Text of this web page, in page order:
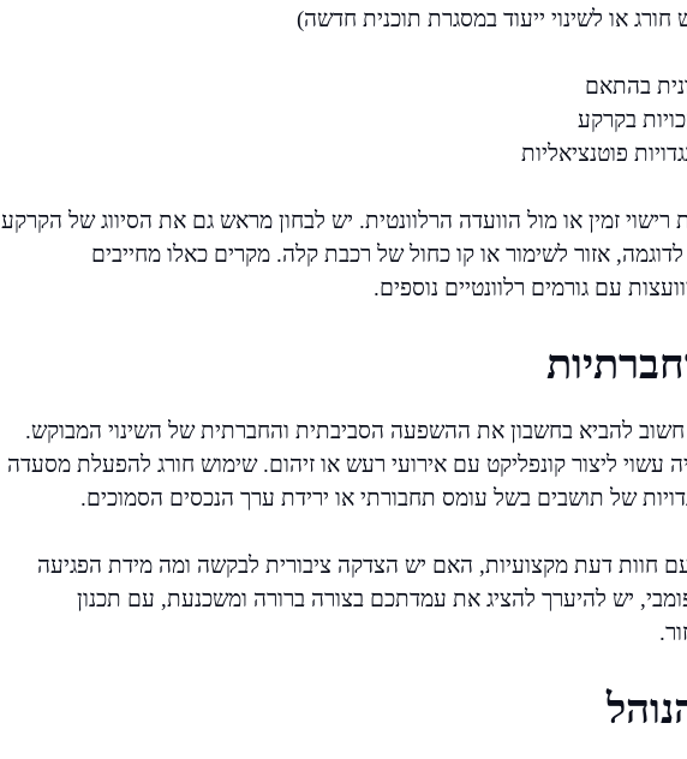
או לשינוי ייעוד במסגרת תוכנית חדשה)
בהתאם
בקרקע
פוטנציאליות
זמין או מול הוועדה הרלוונטית. יש לבחון מראש גם את הסיווג של הקרקע
לדוגמה, אזור לשימור או קו כחול של רכבת קלה. מקרים כאלו מחייבים
עם גורמים רלוונטיים נוספים.
חשוב להביא בחשבון את ההשפעה הסביבתית והחברתית של השינוי המבוקש.
עשוי ליצור קונפליקט עם אירועי רעש או זיהום. שימוש חורג להפעלת מסעדה
של תושבים בשל עומס תחבורתי או ירידת ערך הנכסים הסמוכים.
עם חוות דעת מקצועיות, האם יש הצדקה ציבורית לבקשה ומה מידת הפגיעה
יש להיערך להציג את עמדתכם בצורה ברורה ומשכנעת, עם תכנון